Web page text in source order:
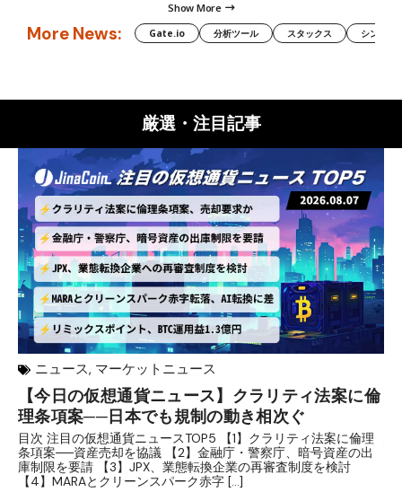
Show More
More News: Gate.io 分析ツール スタックス シンボル
厳選・注目記事
ニュース, マーケットニュース
【今日の仮想通貨ニュース】クラリティ法案に倫
理条項案──日本でも規制の動き相次ぐ
目次 注目の仮想通貨ニュースTOP5 【1】クラリティ法案に倫理
条項案──資産売却を協議 【2】金融庁・警察庁、暗号資産の出
庫制限を要請 【3】JPX、業態転換企業の再審査制度を検討
【4】MARAとクリーンスパーク赤字 […]